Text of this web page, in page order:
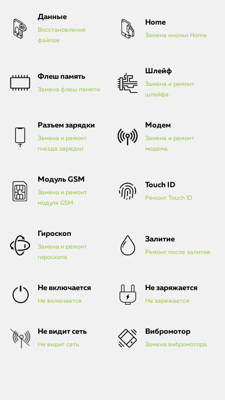
Данные
Восстановление
файлов
Home
Замена кнопки Home
Флеш память
Замена флеш памяти
Шлейф
Замена и ремонт
шлейфа
Разъем зарядки
Замена и ремонт
гнезда зарядки
Модем
Замена и ремонт
модема
Модуль GSM
Замена и ремонт
модуля GSM
Touch ID
Ремонт Touch ID
Гироскоп
Замена и ремонт
гироскопа
Залитие
Ремонт после залития
Не включается
Не включается
Не заряжается
Не заряжается
Не видит сеть
Не видит сеть
Вибромотор
Замена вибромотора